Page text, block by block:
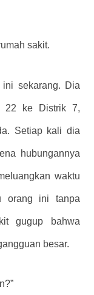
sakit.
sekarang. Dia
22 ke Distrik 7,
Setiap kali dia
hubungannya
waktu
orang ini tanpa
gugup bahwa
besar.